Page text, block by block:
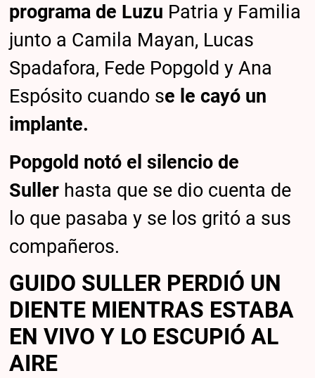
programa de Luzu Patria y Familia
junto a Camila Mayan, Lucas
Spadafora, Fede Popgold y Ana
Espósito cuando se le cayó un
implante.
Popgold notó el silencio de
Suller hasta que se dio cuenta de
lo que pasaba y se los gritó a sus
compañeros.
GUIDO SULLER PERDIÓ UN
DIENTE MIENTRAS ESTABA
EN VIVO Y LO ESCUPIÓ AL
AIRE